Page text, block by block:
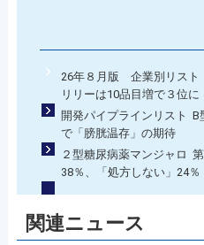
26年８月版 企業別リス
リリーは10品目増で３位に
開発パイプラインリスト
で「膀胱温存」の期待
２型糖尿病薬マンジャロ
38％、「処方しない」24％
関連ニュース